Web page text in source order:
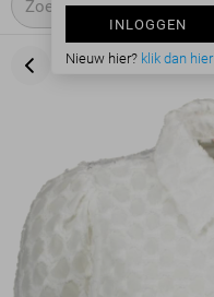
INLOGGEN
Nieuw hier? klik dan hier